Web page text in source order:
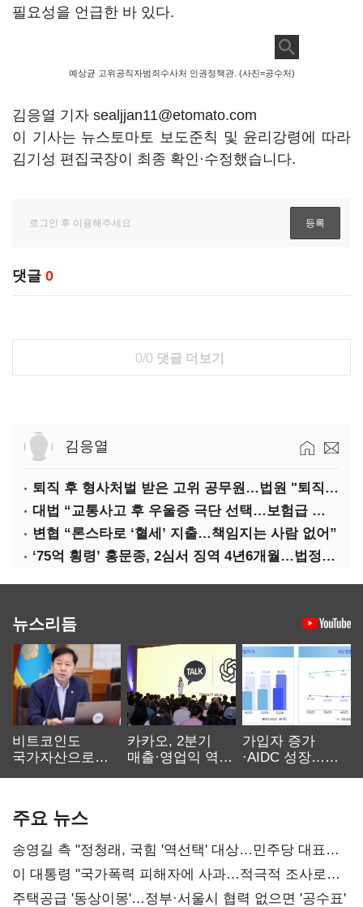
필요성을 언급한 바 있다.
예상균 고위공직자범죄수사처 인권정책관. (사진=공수처)
김응열 기자 sealjjan11@etomato.com
이 기사는 뉴스토마토 보도준칙 및 윤리강령에 따라
김기성 편집국장이 최종 확인·수정했습니다.
댓글 0
0/0 댓글 더보기
김응열
퇴직 후 형사처벌 받은 고위 공무원…법원 "퇴직수당 환수는 부당"
대법 “교통사고 후 우울증 극단 선택…보험급 지급해야”
변협 “론스타로 ‘혈세’ 지출…책임지는 사람 없어”
‘75억 횡령’ 홍문종, 2심서 징역 4년6개월…법정구속
뉴스리듬
비트코인도
국가자산으로…'
카카오, 2분기
매출·영업익 역대
가입자 증가
·AIDC 성장…
주요 뉴스
송영길 측 "정청래, 국힘 '역선택' 대상…민주당 대표로
총선 지휘 못해"
이 대통령 "국가폭력 피해자에 사과…적극적 조사로
진실 밝혀야"
주택공급 '동상이몽'…정부·서울시 협력 없으면 '공수표'